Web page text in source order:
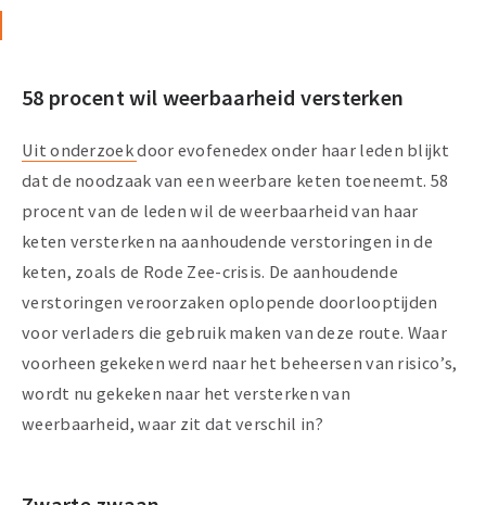
58 procent wil weerbaarheid versterken
Uit onderzoekdoor evofenedex onder haar leden blijkt
dat de noodzaak van een weerbare keten toeneemt. 58
procent van de leden wil de weerbaarheid van haar
keten versterken na aanhoudende verstoringen in de
keten, zoals de Rode Zee-crisis. De aanhoudende
verstoringen veroorzaken oplopende doorlooptijden
voor verladers die gebruik maken van deze route. Waar
voorheen gekeken werd naar het beheersen van risico’s,
wordt nu gekeken naar het versterken van
weerbaarheid, waar zit dat verschil in?